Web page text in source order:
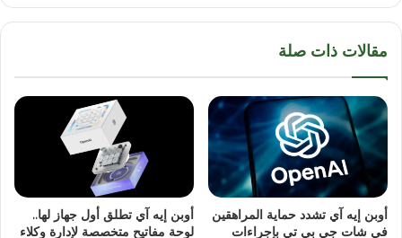
مقالات ذات صلة
أوبن إيه آي تشدد حماية المراهقين
في شات جي بي تي بإجراءات
أوبن إيه آي تطلق أول جهاز لها..
لوحة مفاتيح متخصصة لإدارة وكلاء